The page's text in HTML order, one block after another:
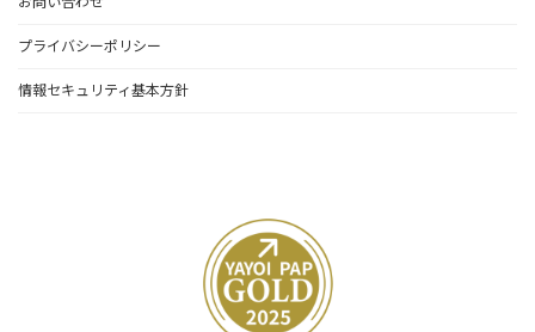
プライバシーポリシー
情報セキュリティ基本方針